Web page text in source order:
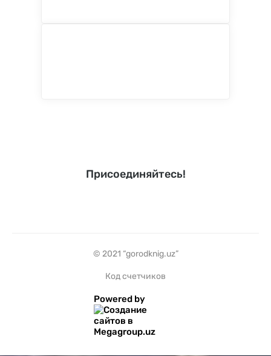
Присоединяйтесь!
© 2021 “gorodknig.uz”
Код счетчиков
Powered by